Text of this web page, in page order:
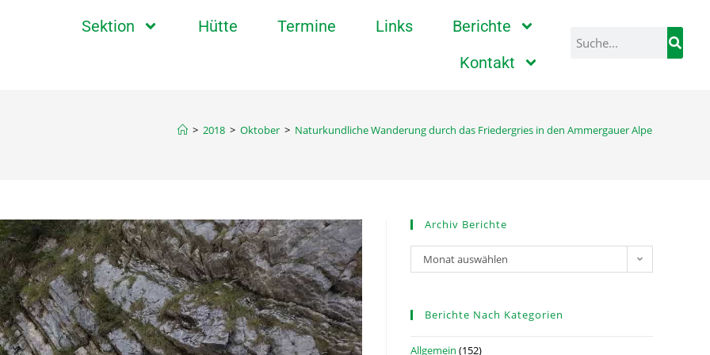
Sektion Hütte Termine Links
Berichte
Kontakt
> 2018 > Oktober > Naturkundliche Wanderung durch das Friedergries in den Ammergauer Alpen
Archiv Berichte
Monat auswählen
Berichte Nach Kategorien
Allgemein (152)